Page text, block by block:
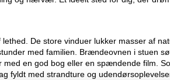
De store vinduer lukker masser af
med familien. Brændeovnen i stuen
en god bog eller en spændende film.
fyldt med strandture og